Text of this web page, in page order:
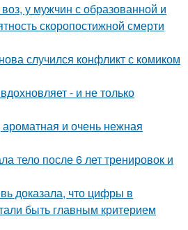
у мужчин с образованной и
скоропостижной смерти
случился конфликт с комиком
- и не только
и очень нежная
тело после 6 лет тренировок и
доказала, что цифры в
быть главным критерием